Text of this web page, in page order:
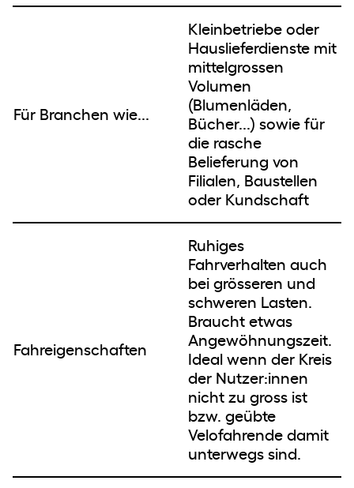
Für Branchen wie...
Kleinbetriebe oder
Hauslieferdienste mit
mittelgrossen
Volumen
(Blumenläden,
Bücher...) sowie für
die rasche
Belieferung von
Filialen, Baustellen
oder Kundschaft
Fahreigenschaften
Ruhiges
Fahrverhalten auch
bei grösseren und
schweren Lasten.
Braucht etwas
Angewöhnungszeit.
Ideal wenn der Kreis
der Nutzer:innen
nicht zu gross ist
bzw. geübte
Velofahrende damit
unterwegs sind.